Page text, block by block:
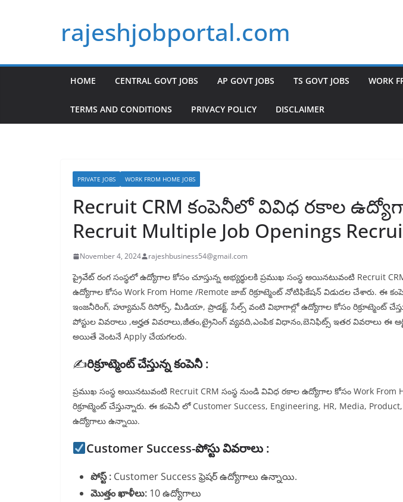
rajeshjobportal.com
HOME CENTRAL GOVT JOBS AP GOVT JOBS TS GOVT JOBS WORK
TERMS AND CONDITIONS PRIVACY POLICY DISCLAIMER
PRIVATE JOBS WORK FROM HOME JOBS
Recruit CRM కంపెనీలో వివిధ రకాల
Recruit Multiple Job Openings
November 4, 2024 rajeshbusiness54@gmail.com
ప్రైవేట్ రంగ సంస్థలో ఉద్యోగాల కోసం చూస్తున్న అభ్యర్థులకి ప్రముఖ సంస్థ అయినటువంటి Recruit
ఉద్యోగాల కోసం Work From Home /Remote జాబ్ రిక్రూట్మెంట్ నోటిఫికేషన్ విడుదల చేశారు. ఈ
ఇంజనీరింగ్, హ్యూమన్ రిసోర్స్, మీడియా, ప్రాడక్ట్, సేల్స్ వంటి విభాగాల్లో ఉద్యోగాల కోసం రిక్రూట్మెంట్
పోస్టుల వివరాలు ,అర్హత వివరాలు,జీతం,ట్రైనింగ్ వ్యవది,ఎంపిక విధానం,బెనిఫిట్స్ ఇతర వివరాలు ఈ
అయితే వెంటనే Apply చేయగలరు.
✍️రిక్రూట్మెంట్ చేస్తున్న కంపెనీ :
ప్రముఖ సంస్థ అయినటువంటి Recruit CRM సంస్థ నుండి వివిధ రకాల ఉద్యోగాల కోసం Work From
రిక్రూట్మెంట్ చేస్తున్నారు. ఈ కంపెనీ లో Customer Success, Engineering, HR, Media,
ఉద్యోగాలు ఉన్నాయి.
Customer Success-పోస్టు వివరాలు :
పోస్ట్ : Customer Success ఫ్రెషర్ ఉద్యోగాలు ఉన్నాయి.
మొత్తం ఖాళీలు: 10 ఉద్యోగాలు